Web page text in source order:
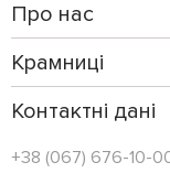
Про нас
Крамниці
Контактні дані
+38 (067) 676-10-